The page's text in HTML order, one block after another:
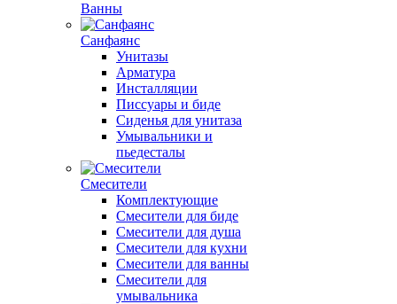
Ванны
Санфаянс
Унитазы
Арматура
Инсталляции
Писсуары и биде
Сиденья для унитаза
Умывальники и
пьедесталы
Смесители
Комплектующие
Смесители для биде
Смесители для душа
Смесители для кухни
Смесители для ванны
Смесители для
умывальника